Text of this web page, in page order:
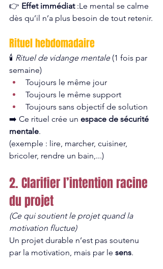
👉 Effet immédiat :Le mental se calme
dès qu’il n’a plus besoin de tout retenir.
Rituel hebdomadaire
🕯️ Rituel de vidange mentale (1 fois par
semaine)
Toujours le même jour
Toujours le même support
Toujours sans objectif de solution
➡️ Ce rituel crée un espace de sécurité
mentale.
(exemple : lire, marcher, cuisiner,
bricoler, rendre un bain,...)
2. Clarifier l’intention racine
du projet
(Ce qui soutient le projet quand la
motivation fluctue)
Un projet durable n’est pas soutenu
par la motivation, mais par le sens.